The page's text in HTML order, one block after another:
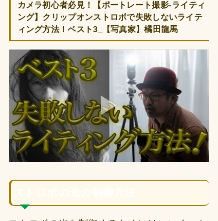
カメラ初心者必見！【ポートレート撮影-ライティ
ング】クリップオンストロボで失敗しないライテ
ィング方法！ベスト3_【写真家】橘田龍馬